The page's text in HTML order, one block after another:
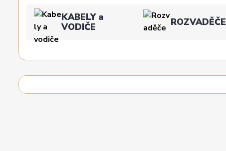
KABELY a
VODIČE
ROZVADĚČE